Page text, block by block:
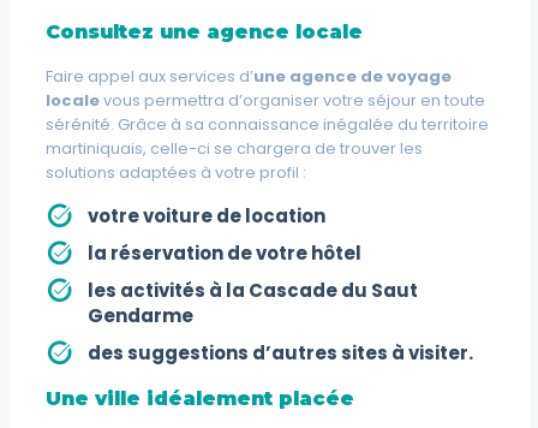
Consultez une agence locale
Faire appel aux services d’une agence de voyage
localevous permettra d’organiser votre séjour en toute
sérénité. Grâce à sa connaissance inégalée du territoire
martiniquais, celle-ci se chargera de trouver les
solutions adaptées à votre profil :
votre voiture de location
la réservation de votre hôtel
les activités à la Cascade du Saut
Gendarme
des suggestions d’autres sites à visiter.
Une ville idéalement placée